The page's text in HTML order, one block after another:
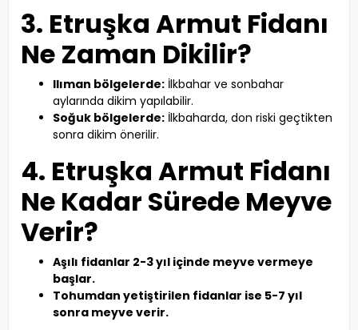
3. Etruşka Armut Fidanı
Ne Zaman Dikilir?
Ilıman bölgelerde: İlkbahar ve sonbahar
aylarında dikim yapılabilir.
Soğuk bölgelerde: İlkbaharda, don riski geçtikten
sonra dikim önerilir.
4. Etruşka Armut Fidanı
Ne Kadar Sürede Meyve
Verir?
Aşılı fidanlar 2-3 yıl içinde meyve vermeye
başlar.
Tohumdan yetiştirilen fidanlar ise 5-7 yıl
sonra meyve verir.